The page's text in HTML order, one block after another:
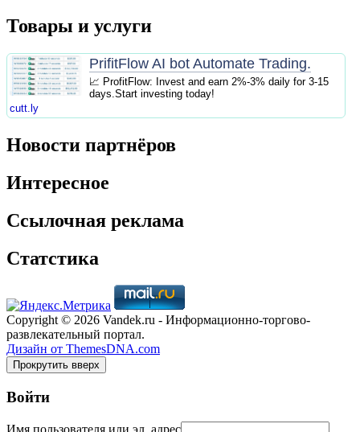
Товары и услуги
PrifitFlow AI bot Automate Trading.
📈 ProfitFlow: Invest and earn 2%-3% daily for 3-15
days.Start investing today!
cutt.ly
Новости партнёров
Интересное
Ссылочная реклама
Статстика
Copyright © 2026 Vandek.ru - Информационно-торгово-
развлекательный портал.
Дизайн от ThemesDNA.com
Прокрутить вверх
Войти
Имя пользователя или эл. адрес